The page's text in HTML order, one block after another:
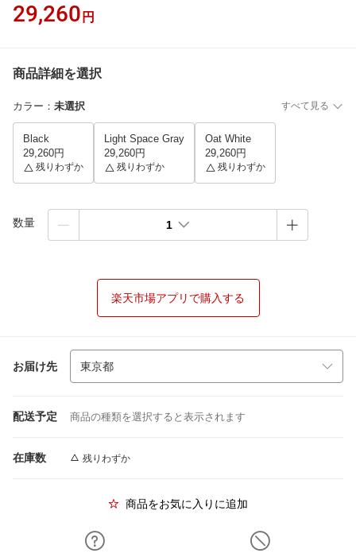
29,260 円
商品詳細を選択
カラー ： 未選択 すべて見る
Black
29,260円
残りわずか
Light Space Gray
29,260円
残りわずか
Oat White
29,260円
残りわずか
数量 1
楽天市場アプリで購入する
お届け先
配送予定 商品の種類を選択すると表示されます
在庫数 残りわずか
商品をお気に入りに追加